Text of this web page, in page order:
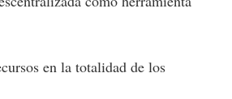
en la totalidad de los